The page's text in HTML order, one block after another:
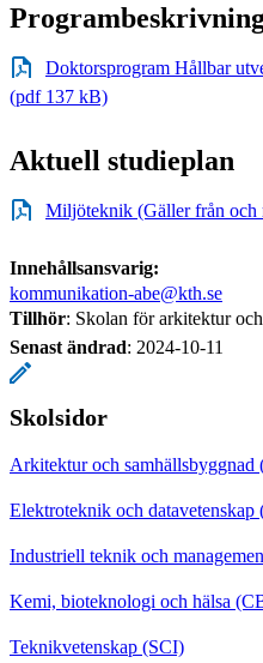
Doktorsprogram Hållbar
(pdf 137 kB)
Aktuell studieplan
Miljöteknik (Gäller från och
Innehållsansvarig:
kommunikation-abe@kth.se
Tillhör: Skolan för arkitektur
Senast ändrad: 2024-10-11
Skolsidor
Arkitektur och
Elektroteknik och datavetenskap
Industriell teknik och
Kemi, bioteknologi och hälsa
Teknikvetenskap (SCI)